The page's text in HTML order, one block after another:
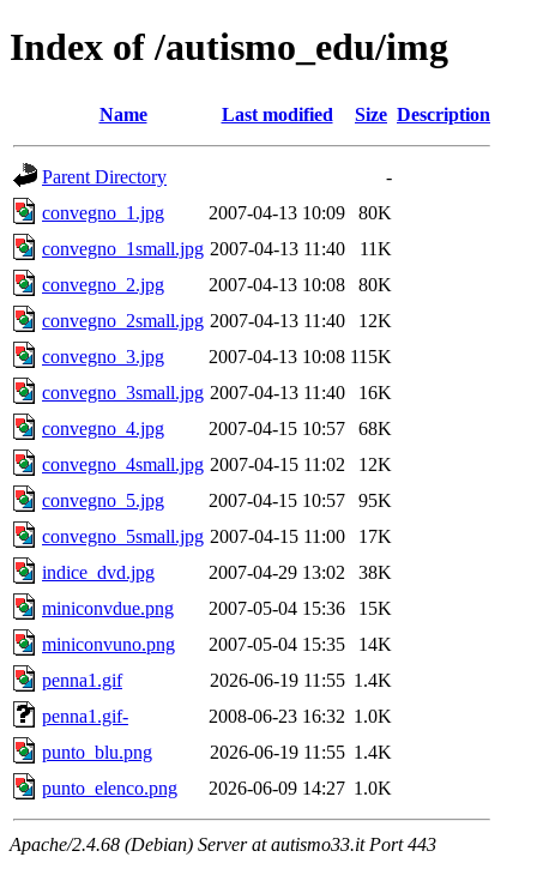
Index of /autismo_edu/img
Name Last modified Size Description
Parent Directory
-
convegno_1.jpg
2007-04-13 10:09
80K
convegno_1small.jpg 2007-04-13 11:40
11K
convegno_2.jpg
2007-04-13 10:08
80K
convegno_2small.jpg 2007-04-13 11:40
12K
convegno_3.jpg
2007-04-13 10:08 115K
convegno_3small.jpg 2007-04-13 11:40
16K
convegno_4.jpg
2007-04-15 10:57
68K
convegno_4small.jpg 2007-04-15 11:02
12K
convegno_5.jpg
2007-04-15 10:57
95K
convegno_5small.jpg 2007-04-15 11:00
17K
indice_dvd.jpg
2007-04-29 13:02
38K
miniconvdue.png
2007-05-04 15:36
15K
miniconvuno.png
2007-05-04 15:35
14K
penna1.gif
2026-06-19 11:55 1.4K
penna1.gif-
2008-06-23 16:32 1.0K
punto_blu.png
2026-06-19 11:55 1.4K
punto_elenco.png
2026-06-09 14:27 1.0K
Apache/2.4.68 (Debian) Server at autismo33.it Port 443